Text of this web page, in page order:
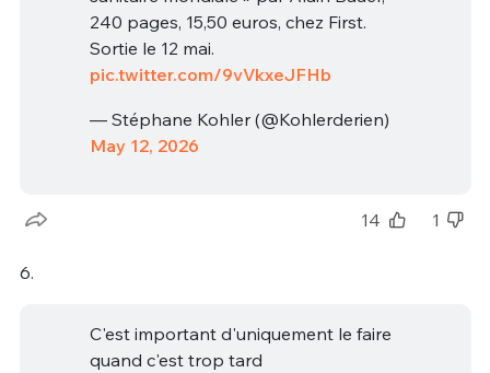
240 pages, 15,50 euros, chez First.
Sortie le 12 mai.
pic.twitter.com/9vVkxeJFHb
— Stéphane Kohler (@Kohlerderien)
May 12, 2026
14 1
6.
C'est important d'uniquement le faire
quand c'est trop tard